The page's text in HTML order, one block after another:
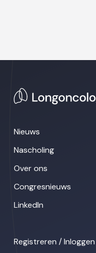
Nieuws
Nascholing
Over ons
Congresnieuws
LinkedIn
Registreren / Inloggen